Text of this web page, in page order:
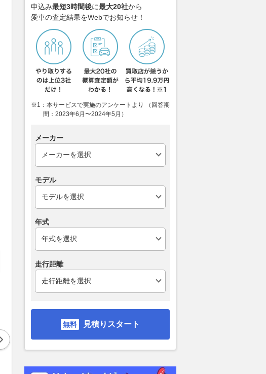
申込み最短3時間後に最大20社から
愛車の査定結果をWebでお知らせ！
※1：本サービスで実施のアンケートより （回答期
間：2023年6月〜2024年5月）
メーカー
モデル
年式
走行距離
見積りスタート